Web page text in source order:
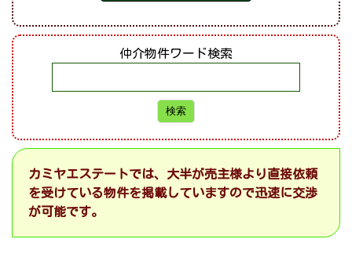
仲介物件ワード検索
カミヤエステートでは、大半が売主様より直接依頼
を受けている物件を掲載していますので迅速に交渉
が可能です。